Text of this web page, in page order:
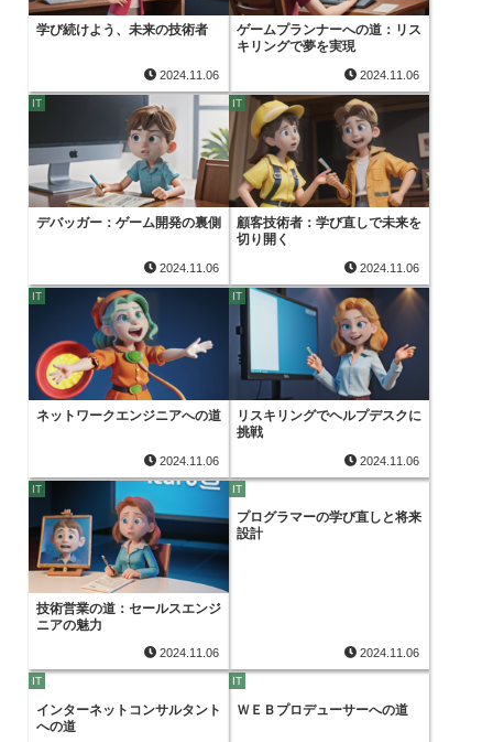
学び続けよう、未来の技術者
2024.11.06
ゲームプランナーへの道：リス
キリングで夢を実現
2024.11.06
IT
デバッガー：ゲーム開発の裏側
2024.11.06
IT
顧客技術者：学び直しで未来を
切り開く
2024.11.06
IT
ネットワークエンジニアへの道
2024.11.06
IT
リスキリングでヘルプデスクに
挑戦
2024.11.06
IT
技術営業の道：セールスエンジ
ニアの魅力
2024.11.06
IT
プログラマーの学び直しと将来
設計
2024.11.06
IT
インターネットコンサルタント
への道
IT
ＷＥＢプロデューサーへの道